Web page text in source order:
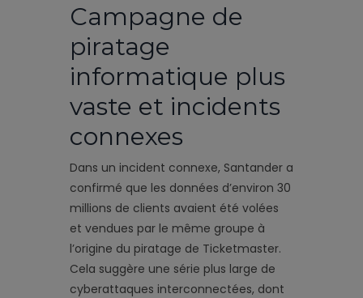
Campagne de
piratage
informatique plus
vaste et incidents
connexes
Dans un incident connexe, Santander a
confirmé que les données d’environ 30
millions de clients avaient été volées
et vendues par le même groupe à
l’origine du piratage de Ticketmaster.
Cela suggère une série plus large de
cyberattaques interconnectées, dont